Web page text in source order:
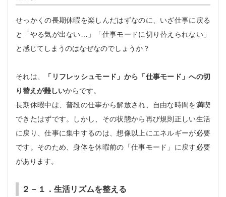
せっかくの長期休暇を楽しんだはずなのに、いざ仕事に戻る
と「やる気が出ない…」「仕事モードに切り替えられない」
と感じてしまうのはなぜなのでしょうか？
それは、
「リフレッシュモード」から「仕事モード」への切
り替えが難しいからです。
長期休暇中は、普段の仕事から解放され、自由な時間を満喫
できたはずです。しかし、その状態から再び規則正しい生活
に戻り、仕事に集中するのは、想像以上にエネルギーが必要
です。そのため、身体を休暇前の「仕事モード」に戻す必要
があります。
２－１．生活リズムを整える